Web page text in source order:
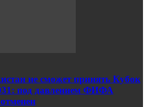
не сможет принять Кубок
под давлением ФИФА